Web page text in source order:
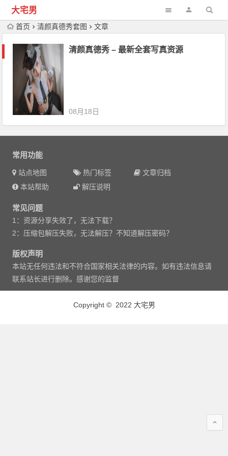
大宅男
首页 清颜真德秀套图 文章
清颜真德秀 – 最新全套写真资源
08月18日
常用功能
站点地图 热门标签
文章归档
本站帮助
解压说明
常见问题
1：资源分享失效了，无法下载？
2：压缩包解压失败，无法解压？不知道解压密码？
版权声明
本站无任何违法和不符合国家相关法律的内容。如有违法信息请
联系站长进行删除。感谢您的监督
Copyright © 2022 大宅男